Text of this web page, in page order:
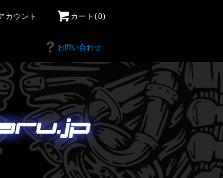
カウント カート(0)
お問い合わせ